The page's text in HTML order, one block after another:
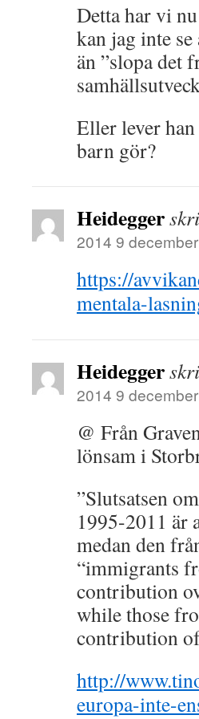
Detta har vi
kan jag inte
än ”slopa det
Eller lever
barn gör?
Heidegger
2014 9
https://
mentala-
Heidegger
2014 9
@ Från
lönsam i
”Slutsatsen
1995-2011 är
medan den
“immigrants
contribution
while those
contribution
http://
europa-inte-